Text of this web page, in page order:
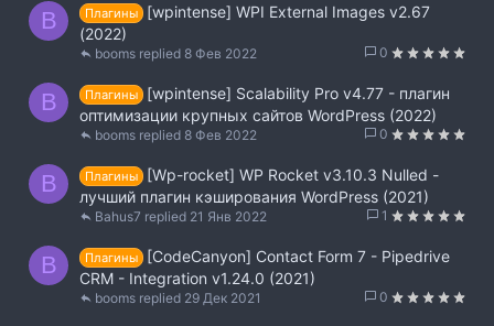
B Плагины
[wpintense] WPI External Images v2.67
(2022)
0
8 Фев 2022
booms
B Плагины
[wpintense] Scalability Pro v4.77 - плагин
оптимизации крупных сайтов WordPress (2022)
0
8 Фев 2022
booms
B Плагины
[Wp-rocket] WP Rocket v3.10.3 Nulled -
лучший плагин кэширования WordPress (2021)
1
21 Янв 2022
Bahus7
B Плагины
[CodeCanyon] Contact Form 7 - Pipedrive
CRM - Integration v1.24.0 (2021)
0
29 Дек 2021
booms